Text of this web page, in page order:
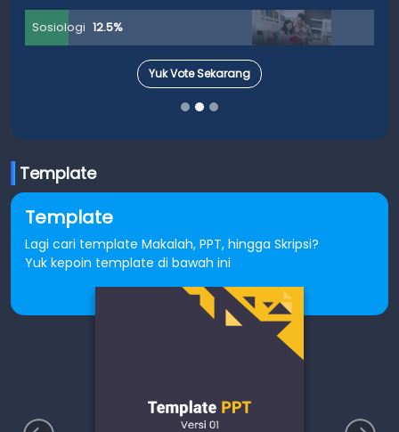
Sosiologi 12.5%
Yuk Vote Sekarang
Template
Template
Lagi cari template Makalah, PPT, hingga Skripsi?
Yuk kepoin template di bawah ini